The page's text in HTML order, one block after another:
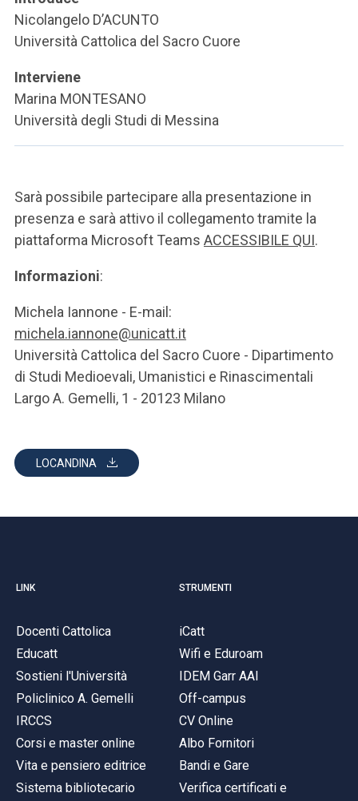
SEI UN DOCENTE O UN MEMBRO DELLO STAFF
ACCEDI A CLOUDMAIL
Nicolangelo D’ACUNTO
Università Cattolica del Sacro Cuore
Interviene
Marina MONTESANO
Università degli Studi di Messina
Sarà possibile partecipare alla presentazione in
presenza e sarà attivo il collegamento tramite la
piattaforma Microsoft Teams ACCESSIBILE QUI.
Informazioni:
Michela Iannone - E-mail:
michela.iannone@unicatt.it
Università Cattolica del Sacro Cuore - Dipartimento
di Studi Medioevali, Umanistici e Rinascimentali
Largo A. Gemelli, 1 - 20123 Milano
LOCANDINA
LINK
Docenti Cattolica
Educatt
Sostieni l'Università
Policlinico A. Gemelli
IRCCS
Corsi e master online
Vita e pensiero editrice
Sistema bibliotecario
STRUMENTI
iCatt
Wifi e Eduroam
IDEM Garr AAI
Off-campus
CV Online
Albo Fornitori
Bandi e Gare
Verifica certificati e